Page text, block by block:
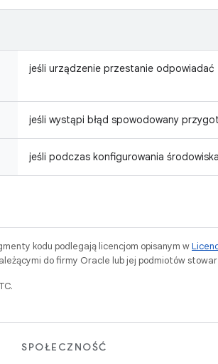
jeśli urządzenie przestanie odpowiadać
jeśli wystąpi błąd spowodowany
jeśli podczas konfigurowania
kodu podlegają licencjom opisanym w
do firmy Oracle lub jej podmiotów
SPOŁECZNOŚĆ